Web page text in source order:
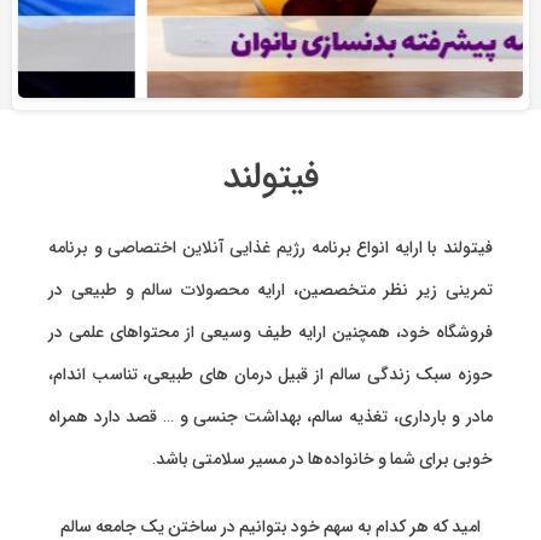
فیتولند
فیتولند با ارایه انواع برنامه رژیم غذایی آنلاین اختصاصیو برنامه
تمرینیزیر نظر متخصصین، ارایه محصولات سالم و طبیعی در
فروشگاه خود، همچنین ارایه طیف وسیعی از محتواهای علمی در
حوزه سبک زندگی سالم از قبیل درمان های طبیعی، تناسب اندام،
مادر و بارداری، تغذیه سالم، بهداشت جنسی و … قصد دارد همراه
خوبی برای شما و خانواده‌ها در مسیر سلامتی باشد.
امید که هر کدام به سهم خود بتوانیم در ساختن یک جامعه سالم